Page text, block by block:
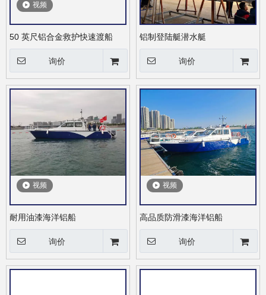
视频
50 英尺铝合金救护快速渡船
询价
铝制登陆艇潜水艇
询价
视频
耐用油漆海洋铝船
询价
视频
高品质防滑漆海洋铝船
询价